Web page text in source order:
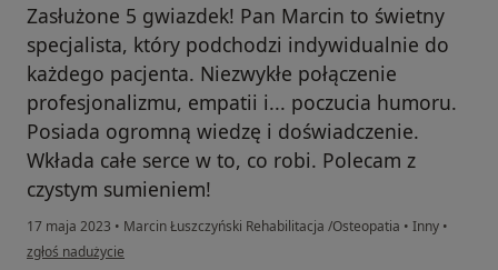
Zasłużone 5 gwiazdek! Pan Marcin to świetny
specjalista, który podchodzi indywidualnie do
każdego pacjenta. Niezwykłe połączenie
profesjonalizmu, empatii i... poczucia humoru.
Posiada ogromną wiedzę i doświadczenie.
Wkłada całe serce w to, co robi. Polecam z
czystym sumieniem!
17 maja 2023 • Marcin Łuszczyński Rehabilitacja /Osteopatia • Inny •
w opinii użytkownika Monika Prasek
zgłoś nadużycie